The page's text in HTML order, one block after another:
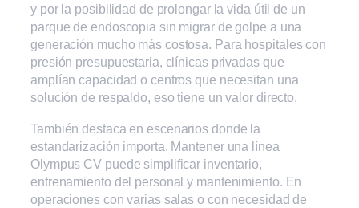
y por la posibilidad de prolongar la vida útil de un
parque de endoscopia sin migrar de golpe a una
generación mucho más costosa. Para hospitales con
presión presupuestaria, clínicas privadas que
amplían capacidad o centros que necesitan una
solución de respaldo, eso tiene un valor directo.
También destaca en escenarios donde la
estandarización importa. Mantener una línea
Olympus CV puede simplificar inventario,
entrenamiento del personal y mantenimiento. En
operaciones con varias salas o con necesidad de